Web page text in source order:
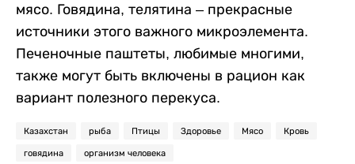
мясо. Говядина, телятина – прекрасные
источники этого важного микроэлемента.
Печеночные паштеты, любимые многими,
также могут быть включены в рацион как
вариант полезного перекуса.
Казахстан рыба Птицы Здоровье Мясо Кровь
говядина организм человека